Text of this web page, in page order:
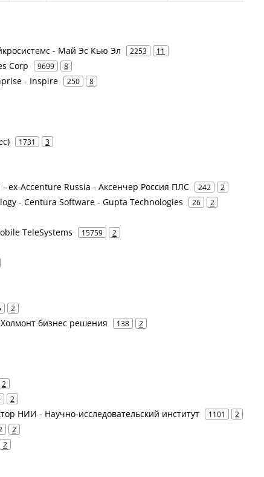
- Май Эс Кью Эл 2253 11
Corp 9699 8
- Inspire 250 8
1731 3
ex-Accenture Russia - Аксенчер Россия ПЛС 242 2
- Centura Software - Gupta Technologies 26 2
TeleSystems 15759 2
2
бизнес решения 138 2
2
2
НИИ - Научно-исследовательский институт 1101 2
2
2